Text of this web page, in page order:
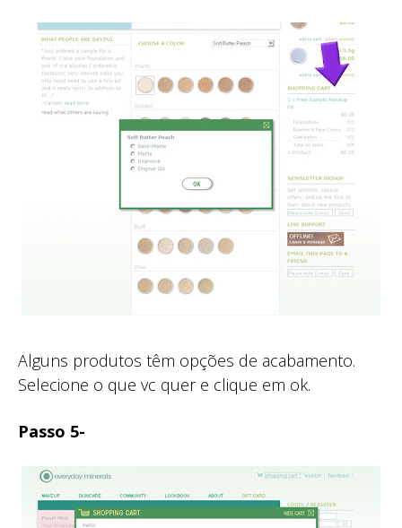
Alguns produtos têm opções de acabamento.
Selecione o que vc quer e clique em ok.
Passo 5-